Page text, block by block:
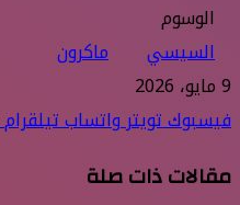
الوسوم
السيسي
ماكرون
9 مايو، 2026
فيسبوكتويترواتسابتيلقرام
مقالات ذات صلة